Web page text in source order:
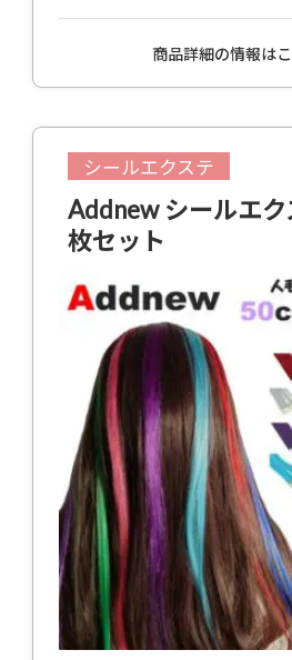
商品詳細の情報は
シールエクステ
Addnew シールエ
枚セット